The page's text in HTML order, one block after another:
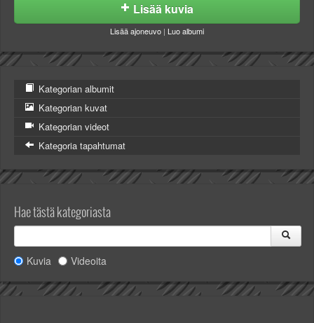
Lisää kuvia
Lisää ajoneuvo | Luo albumi
Kategorian albumit
Kategorian kuvat
Kategorian videot
Kategoria tapahtumat
Hae tästä kategoriasta
Kuvia Videoita